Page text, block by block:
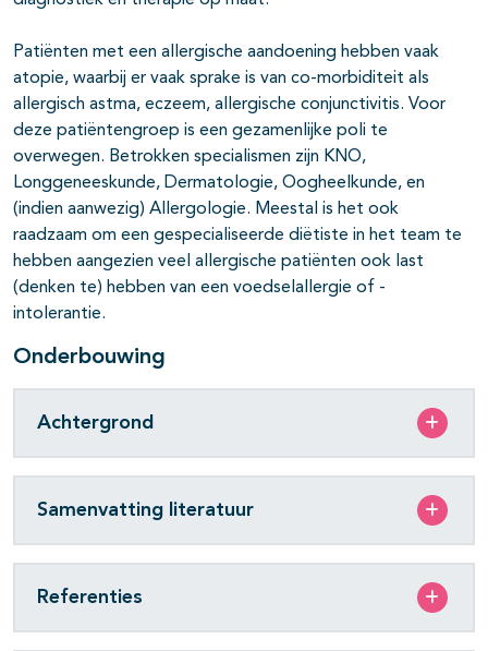
Patiënten met een allergische aandoening hebben vaak
atopie, waarbij er vaak sprake is van co-morbiditeit als
allergisch astma, eczeem, allergische conjunctivitis. Voor
deze patiëntengroep is een gezamenlijke poli te
overwegen. Betrokken specialismen zijn KNO,
Longgeneeskunde, Dermatologie, Oogheelkunde, en
(indien aanwezig) Allergologie. Meestal is het ook
raadzaam om een gespecialiseerde diëtiste in het team te
hebben aangezien veel allergische patiënten ook last
(denken te) hebben van een voedselallergie of -
intolerantie.
Onderbouwing
Achtergrond
Samenvatting literatuur
Referenties